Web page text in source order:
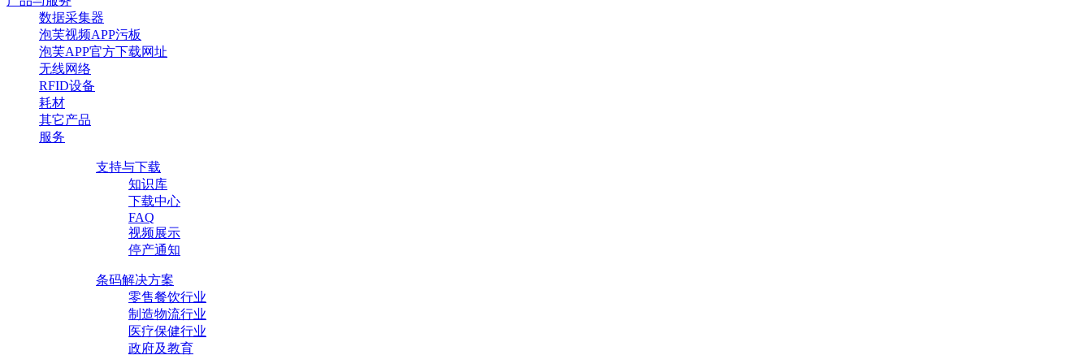
数据采集器
泡芙视频APP污板
泡芙APP官方下载网址
无线网络
RFID设备
耗材
其它产品
服务
支持与下载
知识库
下载中心
FAQ
视频展示
停产通知
条码解决方案
零售餐饮行业
制造物流行业
医疗保健行业
政府及教育